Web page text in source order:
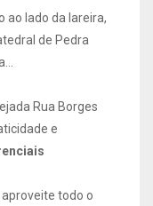
ao lado da lareira,
de Pedra
Rua Borges
e
todo o